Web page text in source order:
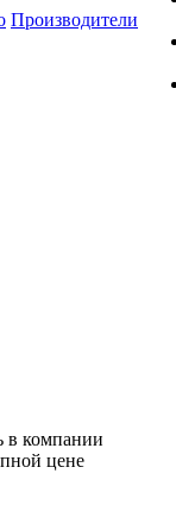
Производители
в компании
цене